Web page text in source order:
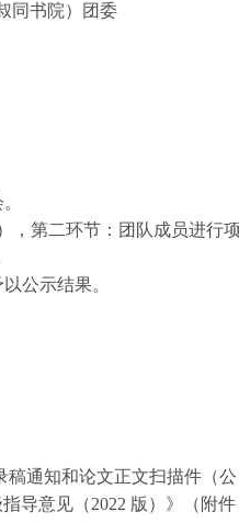
同书院）团委
，第二环节：团队成员进行
公示结果。
通知和论文正文扫描件（公
导意见（2022 版）》（附件